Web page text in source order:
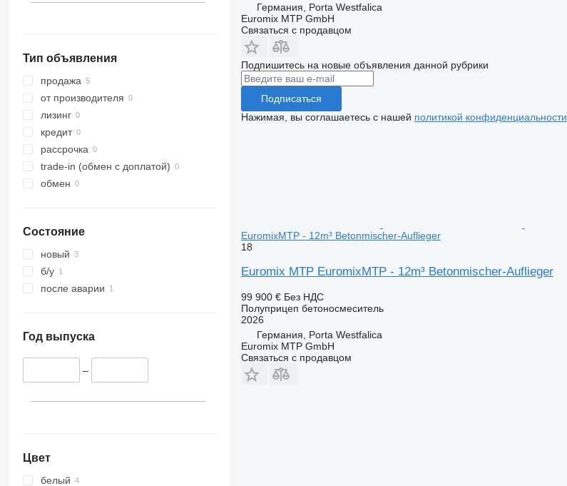
Тип объявления
продажа
от производителя
лизинг
кредит
рассрочка
trade-in (обмен с доплатой)
обмен
Состояние
новый
б/у
после аварии
Год выпуска
–
Цвет
белый
Германия, Porta Westfalica
Euromix MTP GmbH
Связаться с продавцом
Подпишитесь на новые объявления данной рубрики
Подписаться
Нажимая, вы соглашаетесь с нашей политикой конфиденциальности
EuromixMTP - 12m³ Betonmischer-Auflieger
18
Euromix MTP EuromixMTP - 12m³ Betonmischer-Auflieger
99 900 € Без НДС
Полуприцеп бетоносмеситель
2026
Германия, Porta Westfalica
Euromix MTP GmbH
Связаться с продавцом